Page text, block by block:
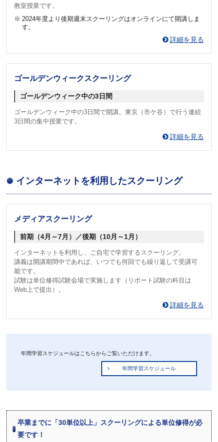
教室授業です。
※ 2024年度より後期週末スクーリングはオンラインにて開講しま
す。
詳細を見る
ゴールデンウィークスクーリング
ゴールデンウィーク中の3日間
ゴールデンウィーク中の3日間で開講。東京（市ケ谷）で行う連続
3日間の集中授業です。
詳細を見る
インターネットを利用したスクーリング
メディアスクーリング
前期（4月～7月）／後期（10月～1月）
インターネットを利用し、ご自宅で学習するスクーリング。
講義は開講期間中であれば、いつでも何回でも繰り返して受講可
能です。
試験は単位修得試験会場で実施します（リポート試験の科目は
Web上で提出）。
詳細を見る
年間学習スケジュールはこちらからご覧いただけます。
年間学習スケジュール
卒業までに「30単位以上」スクーリングによる単位修得が必
要です！